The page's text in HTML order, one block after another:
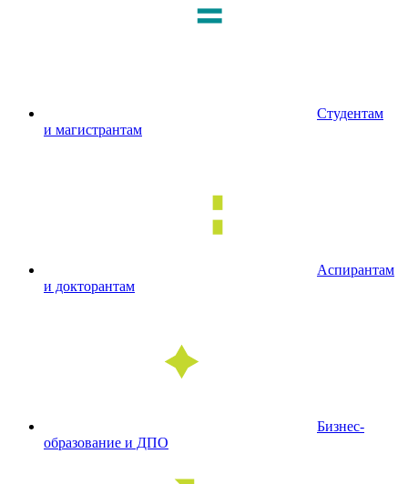
Студентам
и магистрантам
Аспирантам
и докторантам
Бизнес-
образование и ДПО